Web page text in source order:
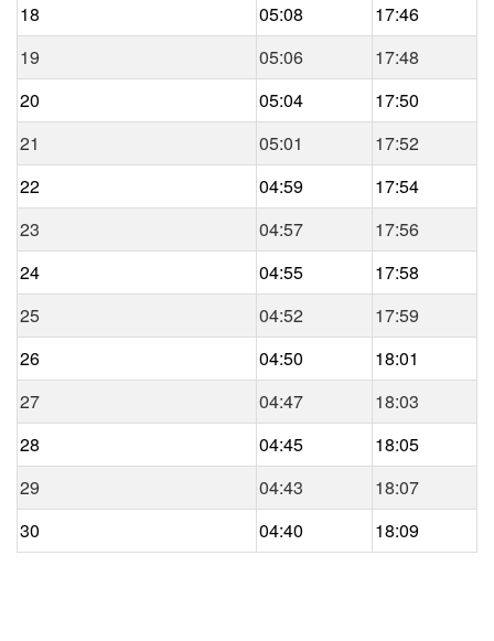
18
05:08
17:46
19
05:06
17:48
20
05:04
17:50
21
05:01
17:52
22
04:59
17:54
23
04:57
17:56
24
04:55
17:58
25
04:52
17:59
26
04:50
18:01
27
04:47
18:03
28
04:45
18:05
29
04:43
18:07
30
04:40 18:09